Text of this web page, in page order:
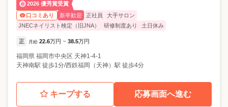
2026 優秀賞受賞
口コミあり
新卒歓迎 正社員
大手サロン
JNECネイリスト検定（旧JNA）
研修制度あり 土日休み
正 月給 22.6万円 ~ 38.5万円
福岡県 福岡市中央区 天神1-4-1
天神南駅 徒歩1分/西鉄福岡（天神）駅 徒歩4分
キープする 応募画面へ進む